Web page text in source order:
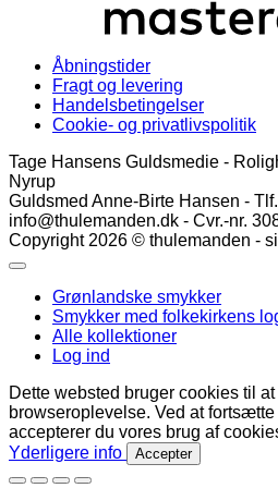
Åbningstider
Fragt og levering
Handelsbetingelser
Cookie- og privatlivspolitik
Tage Hansens Guldsmedie -
Nyrup
Guldsmed Anne-Birte Hansen -
info@thulemanden.dk - Cvr.-nr.
Copyright 2026 © thulemanden -
Grønlandske smykker
Smykker med folkekirkens
Alle kollektioner
Log ind
Dette websted bruger cookies til
browseroplevelse. Ved at
accepterer du vores brug af
Yderligere info
Accepter